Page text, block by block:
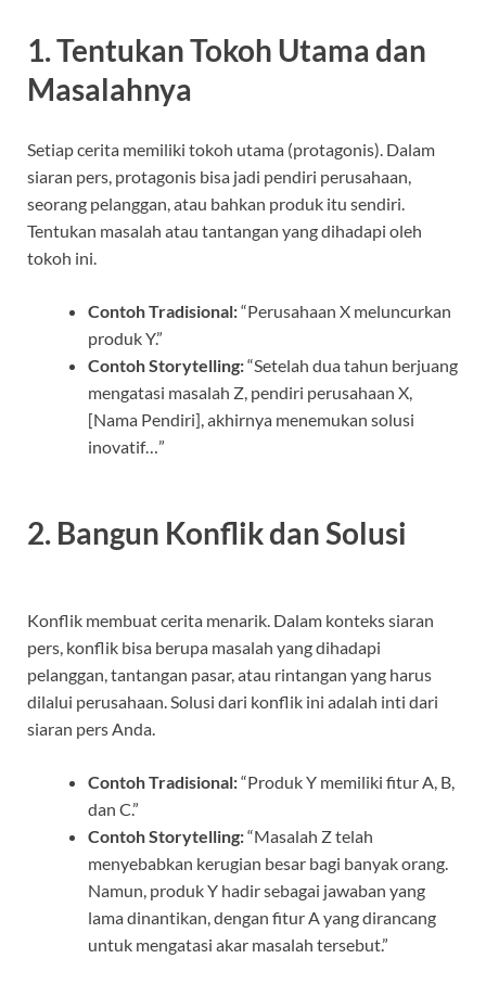
1. Tentukan Tokoh Utama dan
Masalahnya
Setiap cerita memiliki tokoh utama (protagonis). Dalam
siaran pers, protagonis bisa jadi pendiri perusahaan,
seorang pelanggan, atau bahkan produk itu sendiri.
Tentukan masalah atau tantangan yang dihadapi oleh
tokoh ini.
Contoh Tradisional:“Perusahaan X meluncurkan
produk Y.”
Contoh Storytelling:“Setelah dua tahun berjuang
mengatasi masalah Z, pendiri perusahaan X,
[Nama Pendiri], akhirnya menemukan solusi
inovatif…”
2. Bangun Konflik dan Solusi
Konflik membuat cerita menarik. Dalam konteks siaran
pers, konflik bisa berupa masalah yang dihadapi
pelanggan, tantangan pasar, atau rintangan yang harus
dilalui perusahaan. Solusi dari konflik ini adalah inti dari
siaran pers Anda.
Contoh Tradisional:“Produk Y memiliki fitur A, B,
dan C.”
Contoh Storytelling:“Masalah Z telah
menyebabkan kerugian besar bagi banyak orang.
Namun, produk Y hadir sebagai jawaban yang
lama dinantikan, dengan fitur A yang dirancang
untuk mengatasi akar masalah tersebut.”